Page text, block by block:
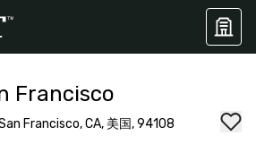
Francisco
Francisco, CA, 美国, 94108